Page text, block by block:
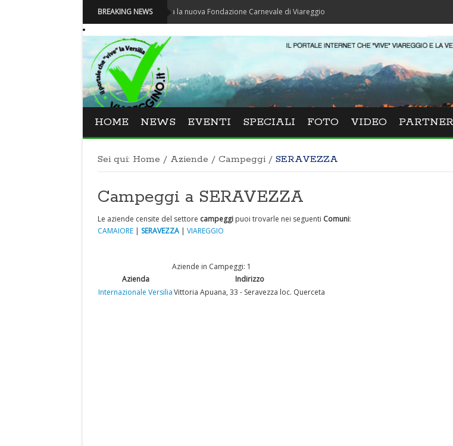
BREAKING NEWS
Carnevale - Nominata la nuova Fondazione Carnevale di Viareggio
HOME NEWS EVENTI SPECIALI FOTO VIDEO
Sei qui: Home / Aziende / Campeggi / SERAVEZZA
Campeggi a SERAVEZZA
Le aziende censite del settore campeggi puoi trovarle nei seguenti Comuni:
CAMAIORE | SERAVEZZA | VIAREGGIO
Aziende in Campeggi: 1
Azienda
Indirizzo
Internazionale VersiliaVittoria Apuana, 33 - Seravezza loc. Querceta